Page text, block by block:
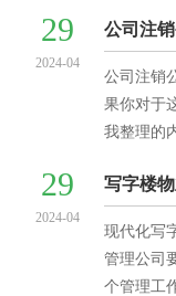
进行二次
29
2024-04
公司注
公司注销
果你对于
我整理的
报告;
29
2024-04
写字楼
现代化写
管理公司
个管理工